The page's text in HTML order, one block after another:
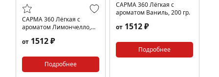
САРМА 360 Лёгкая с
ароматом Лимончелло,
от 1512 ₽
Подробнее
САРМА 360 Лёгкая с
ароматом Ваниль, 200 гр.
от 1512 ₽
Подробнее